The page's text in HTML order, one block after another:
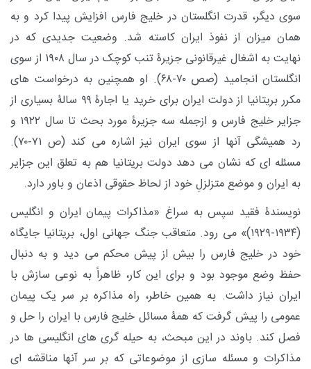
سوی دیگر، قدرت انگلستان در خلیج فارس افزایش پیدا کرد و به
همان میزان از نفوذ ایران کاسته شد. وضعیت جدیدی که در
نهایت به اشغال غیرقانونی جزیرۀ تنب کوچک در سال ۱۹۰۸ از سوی
انگلستان انجامید (صص ۷۰-۶۸). او همچنین به درخواست های
مکرر بریتانیا از دولت ایران برای خرید یا اجارۀ ۹۹ سالۀ بسیاری از
جزایر خلیج فارس و ازجمله سه جزیرۀ مورد بحث تا سال ۱۹۲۲ و
رد همیشگی آنها از سوی ایران نیز اشاره می کند (ص ۷۱-۷۰).
مسئله ای که نشان می دهد دولت بریتانیا هم به تعلق این جزایر
به ایران و موضع متزلزلِ خود از لحاظ حقوقی اذعان و باور دارد.
نویسندۀ فقید سپس به سراغ «مذاکرات پیمان ایران و انگلیس
(۱۹۳۴-۱۹۲۹)» می رود. متعاقب جنگ جهانی اول، بریتانیا جایگاه
خود در خلیج فارس را بیش از پیش محکم می دید و به دنبال
حفظ وضع موجود بود و برای این کار، ظاهراً به نوعی سازش با
ایران نیاز داشت. به همین خاطر، راه مذاکره بر سر یک پیمان
عمومی را پیش گرفت که همۀ مسائل خلیج فارس با ایران را حل و
فصل کند. باوند در این مبحث، به حیله گری های انگلیسی ها در
مذاکرات و مسئله سازی از موضوعاتی که بر سر آنها مناقشه ای